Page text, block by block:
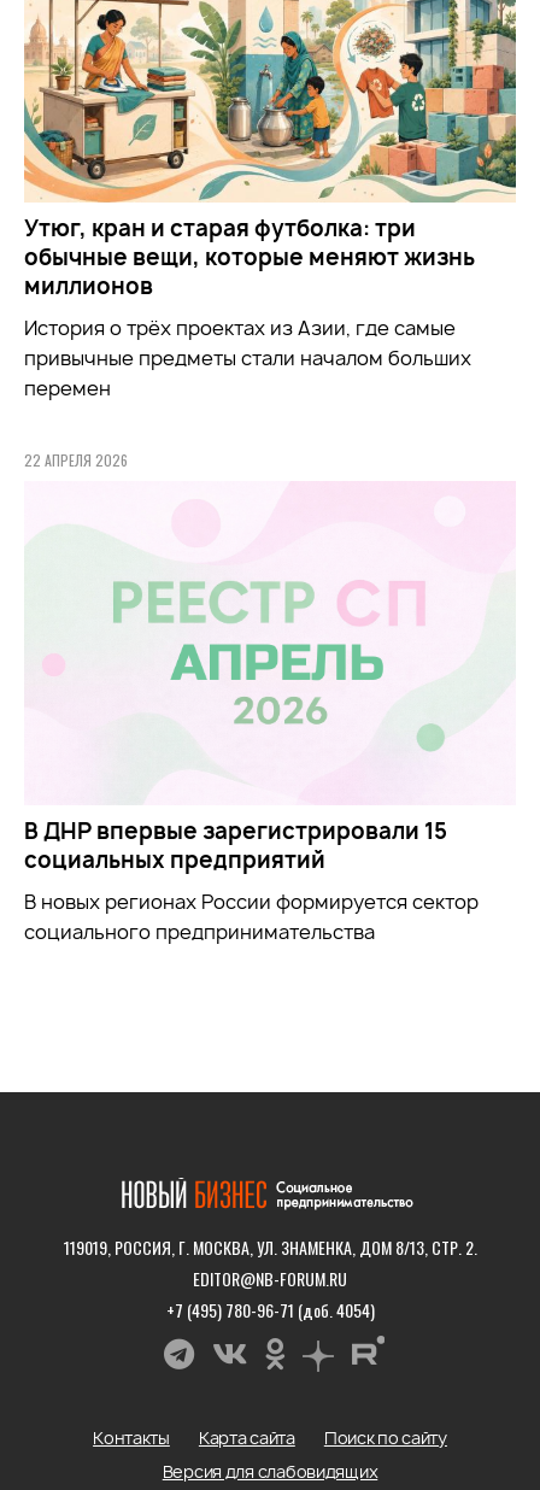
Утюг, кран и старая футболка: три
обычные вещи, которые меняют жизнь
миллионов
История о трёх проектах из Азии, где самые
привычные предметы стали началом больших
перемен
22 АПРЕЛЯ 2026
В ДНР впервые зарегистрировали 15
социальных предприятий
В новых регионах России формируется сектор
социального предпринимательства
119019, РОССИЯ, Г. МОСКВА, УЛ. ЗНАМЕНКА, ДОМ 8/13, СТР. 2.
EDITOR@NB-FORUM.RU
+7 (495) 780-96-71 (доб. 4054)
Контакты Карта сайта
Поиск по сайту
Версия для слабовидящих